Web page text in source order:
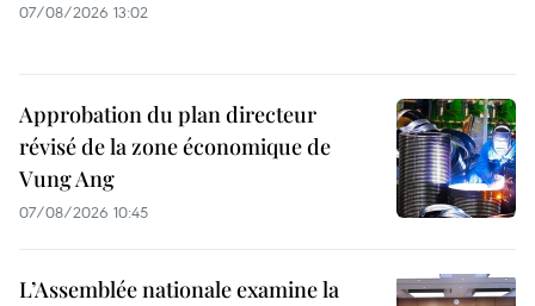
07/08/2026 13:02
Approbation du plan directeur
révisé de la zone économique de
Vung Ang
07/08/2026 10:45
L’Assemblée nationale examine la